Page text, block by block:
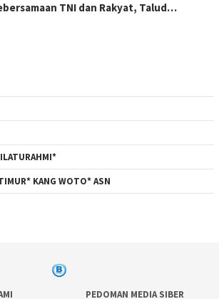
TNI dan Rakyat, Talud…
KANG WOTO* ASN
PEDOMAN MEDIA SIBER